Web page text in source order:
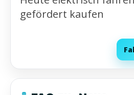
gefördert kaufen